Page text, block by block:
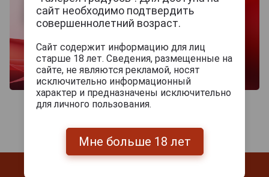
сайт необходимо подтвердить
совершеннолетний возраст.
Сайт содержит информацию для лиц
старше 18 лет. Сведения, размещенные на
сайте, не являются рекламой, носят
исключительно информационный
характер и предназначены исключительно
для личного пользования.
Мне больше 18 лет